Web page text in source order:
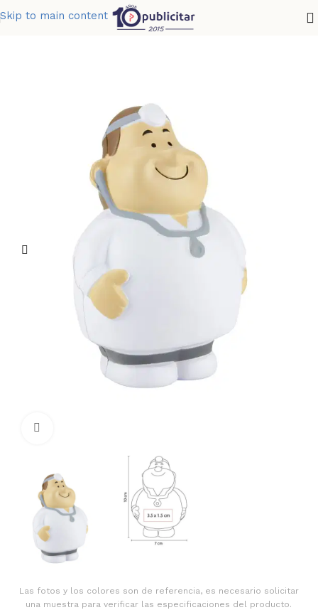
Skip to main content
ANTI-STRESS OFICIOS
Las fotos y los colores son de referencia, es necesario solicitar
una muestra para verificar las especificaciones del producto.